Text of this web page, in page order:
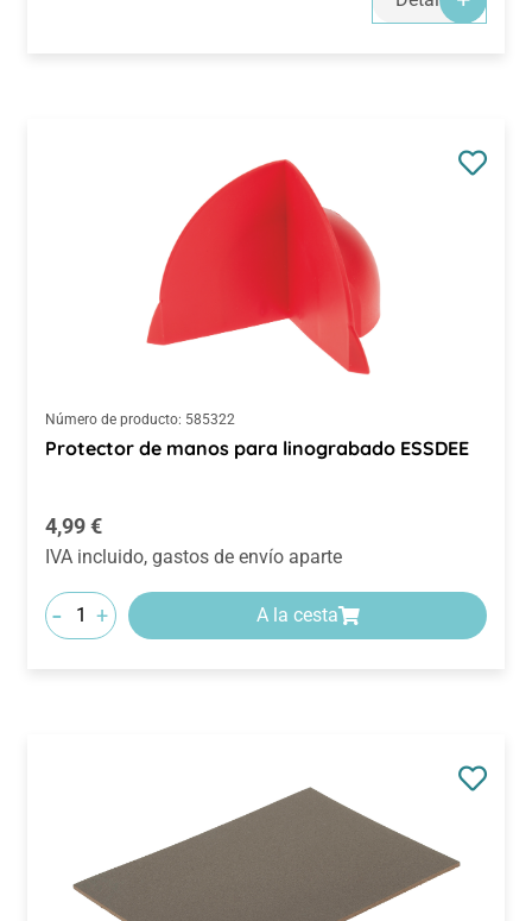
Número de producto: 585322
Protector de manos para linograbado ESSDEE
Precio normal:
4,99 €
IVA incluido, gastos de envío aparte
- + A la cesta